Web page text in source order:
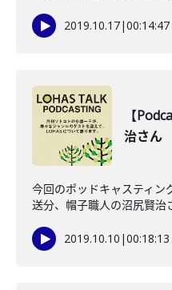
2019.10.17|00:14:47
【
治さん
今回のポッドキャスティ
送分、帽子職人の沼尻賢治
2019.10.10 |00:18:13